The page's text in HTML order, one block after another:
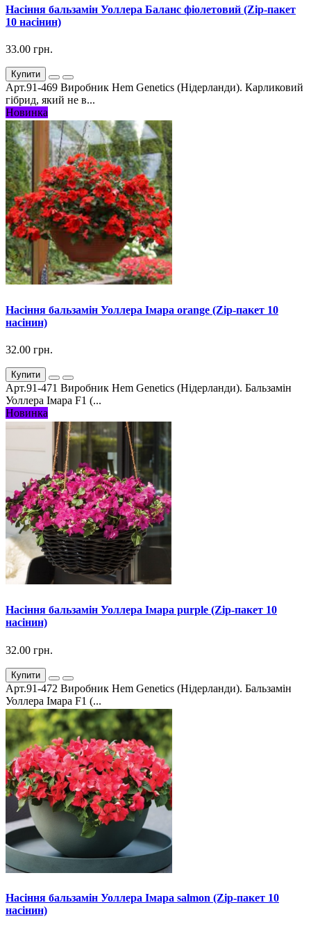
Насіння бальзамін Уоллера Баланс фіолетовий (Zip-пакет
10 насінин)
33.00 грн.
Купити
Арт.91-469 Виробник Hem Genetics (Нідерланди). Карликовий
гібрид, який не в...
Новинка
Насіння бальзамін Уоллера Імара orange (Zip-пакет 10
насінин)
32.00 грн.
Купити
Арт.91-471 Виробник Hem Genetics (Нідерланди). Бальзамін
Уоллера Імара F1 (...
Новинка
Насіння бальзамін Уоллера Імара purple (Zip-пакет 10
насінин)
32.00 грн.
Купити
Арт.91-472 Виробник Hem Genetics (Нідерланди). Бальзамін
Уоллера Імара F1 (...
Насіння бальзамін Уоллера Імара salmon (Zip-пакет 10
насінин)